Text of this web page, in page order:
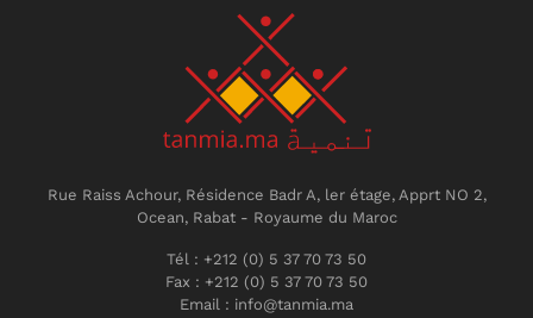
Rue Raiss Achour, Résidence Badr A, ler étage, Apprt NO 2,
Ocean, Rabat - Royaume du Maroc
Tél : +212 (0) 5 37 70 73 50
Fax : +212 (0) 5 37 70 73 50
Email : info@tanmia.ma